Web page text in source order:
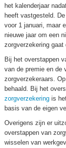
het kalenderjaar
heeft vastgesteld.
voor 1 januari, maar
nieuwe jaar om een
zorgverzekering
Bij het overstappen
van de premie en de
zorgverzekeraars.
behaald. Bij het
zorgverzekering is
basis van de eigen
Overigens zijn er
overstappen van
wisselen van